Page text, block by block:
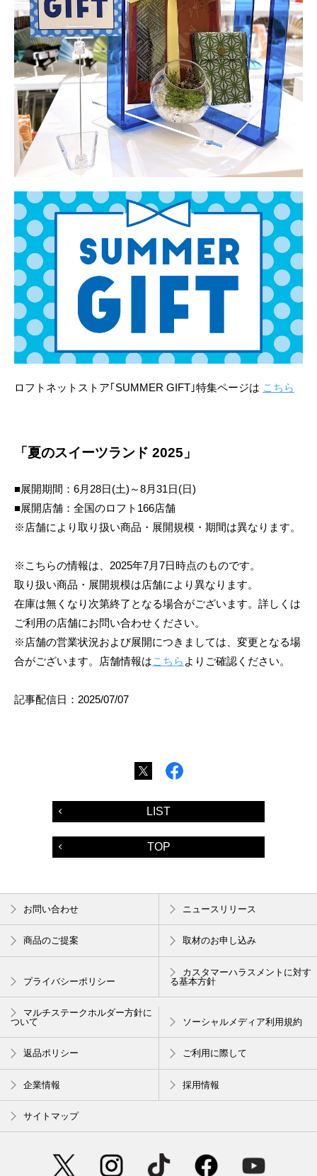
ロフトネットストア｢SUMMER GIFT｣特集ページは こちら
「夏のスイーツランド 2025」
■展開期間：6月28日(土)～8月31日(日)
■展開店舗：全国のロフト166店舗
※店舗により取り扱い商品・展開規模・期間は異なります。
※こちらの情報は、2025年7月7日時点のものです。
取り扱い商品・展開規模は店舗により異なります。
在庫は無くなり次第終了となる場合がございます。詳しくは
ご利用の店舗にお問い合わせください。
※店舗の営業状況および展開につきましては、変更となる場
合がございます。店舗情報はこちら よりご確認ください。
記事配信日：2025/07/07
LIST
TOP
お問い合わせ ニュースリリース
商品のご提案 取材のお申し込み
プライバシーポリシー
カスタマーハラスメントに対す
る基本方針
マルチステークホルダー方針に
ついて
ソーシャルメディア利用規約
返品ポリシー ご利用に際して
企業情報 採用情報
サイトマップ